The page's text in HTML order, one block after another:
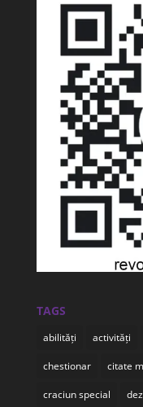
TAGS
abilități activități
chestionar citate
craciun special